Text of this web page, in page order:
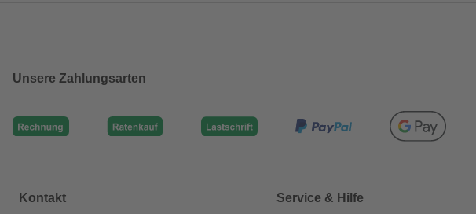
Unsere Zahlungsarten
Kontakt Service & Hilfe